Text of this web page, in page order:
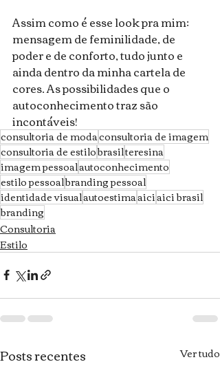
Assim como é esse look pra mim:
mensagem de feminilidade, de
poder e de conforto, tudo junto e
ainda dentro da minha cartela de
cores. As possibilidades que o
autoconhecimento traz são
incontáveis!
consultoria de modaconsultoria de imagem
consultoria de estilobrasilteresina
imagem pessoalautoconhecimento
estilo pessoalbranding pessoal
identidade visualautoestimaaiciaici brasil
branding
Consultoria
Estilo
Posts recentes Ver tudo